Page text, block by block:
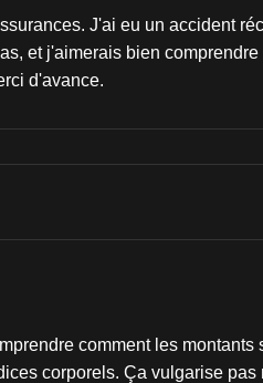
J'ai eu un accident
et j'aimerais bien
d'avance.
comment les
corporels. Ça vulgarise